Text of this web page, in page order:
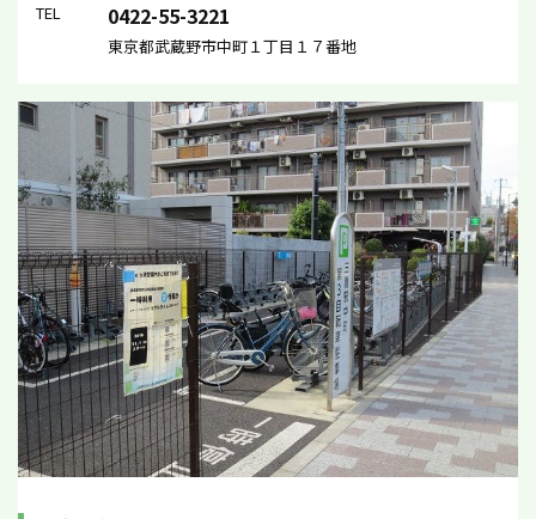
TEL
0422-55-3221
東京都武蔵野市中町１丁目１７番地